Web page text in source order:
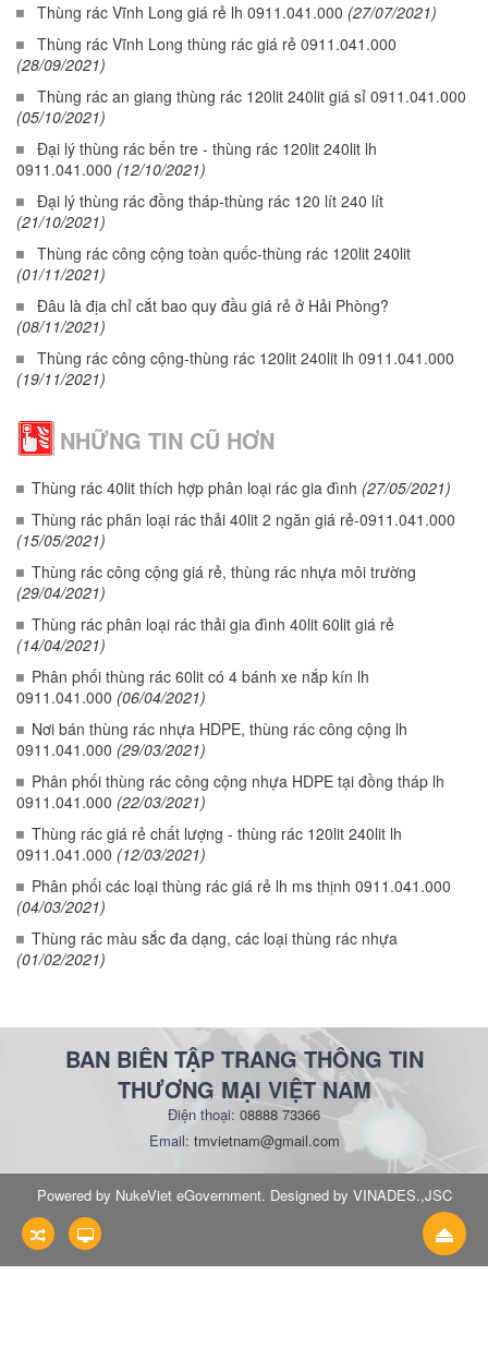
Thùng rác Vĩnh Long giá rẻ lh 0911.041.000 (27/07/2021)
Thùng rác Vĩnh Long thùng rác giá rẻ 0911.041.000
(28/09/2021)
Thùng rác an giang thùng rác 120lit 240lit giá sỉ 0911.041.000
(05/10/2021)
Đại lý thùng rác bến tre - thùng rác 120lit 240lit lh
0911.041.000 (12/10/2021)
Đại lý thùng rác đồng tháp-thùng rác 120 lít 240 lít
(21/10/2021)
Thùng rác công cộng toàn quốc-thùng rác 120lit 240lit
(01/11/2021)
Đâu là địa chỉ cắt bao quy đầu giá rẻ ở Hải Phòng?
(08/11/2021)
Thùng rác công cộng-thùng rác 120lit 240lit lh 0911.041.000
(19/11/2021)
NHỮNG TIN CŨ HƠN
Thùng rác 40lit thích hợp phân loại rác gia đình (27/05/2021)
Thùng rác phân loại rác thải 40lit 2 ngăn giá rẻ-0911.041.000
(15/05/2021)
Thùng rác công cộng giá rẻ, thùng rác nhựa môi trường
(29/04/2021)
Thùng rác phân loại rác thải gia đình 40lit 60lit giá rẻ
(14/04/2021)
Phân phối thùng rác 60lit có 4 bánh xe nắp kín lh
0911.041.000 (06/04/2021)
Nơi bán thùng rác nhựa HDPE, thùng rác công cộng lh
0911.041.000 (29/03/2021)
Phân phối thùng rác công cộng nhựa HDPE tại đồng tháp lh
0911.041.000 (22/03/2021)
Thùng rác giá rẻ chất lượng - thùng rác 120lit 240lit lh
0911.041.000 (12/03/2021)
Phân phối các loại thùng rác giá rẻ lh ms thịnh 0911.041.000
(04/03/2021)
Thùng rác màu sắc đa dạng, các loại thùng rác nhựa
(01/02/2021)
BAN BIÊN TẬP TRANG THÔNG TIN
THƯƠNG MẠI VIỆT NAM
Điện thoại: 08888 73366
Email: tmvietnam@gmail.com
Powered by NukeViet eGovernment. Designed by VINADES.,JSC